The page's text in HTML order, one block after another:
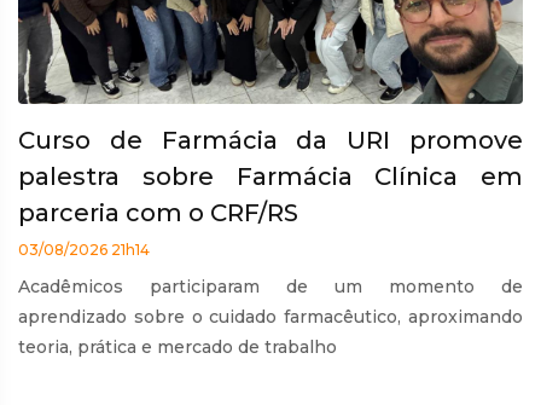
Curso de Farmácia da URI promove
palestra sobre Farmácia Clínica em
parceria com o CRF/RS
03/08/2026 21h14
Acadêmicos participaram de um momento de
aprendizado sobre o cuidado farmacêutico, aproximando
teoria, prática e mercado de trabalho